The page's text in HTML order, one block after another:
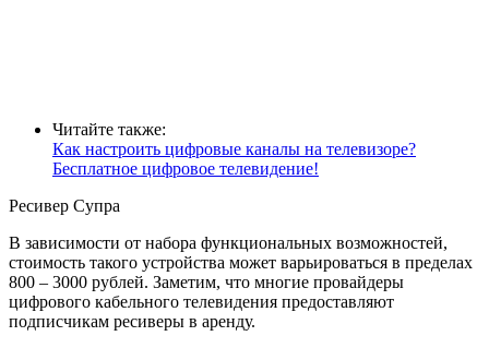
Читайте также:
Как настроить цифровые каналы на телевизоре?
Бесплатное цифровое телевидение!
Ресивер Супра
В зависимости от набора функциональных возможностей,
стоимость такого устройства может варьироваться в пределах
800 – 3000 рублей. Заметим, что многие провайдеры
цифрового кабельного телевидения предоставляют
подписчикам ресиверы в аренду.